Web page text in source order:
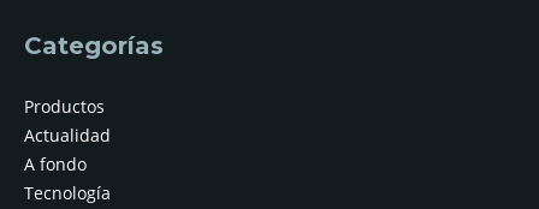
Categorías
Productos
Actualidad
A fondo
Tecnología